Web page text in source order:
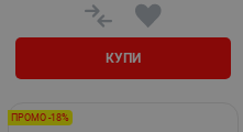
КУПИ
ПРОМО -18%